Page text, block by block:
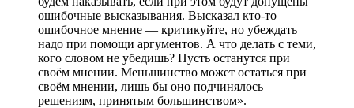
ошибочные высказывания. Высказал кто-то
ошибочное мнение — критикуйте, но убеждать
надо при помощи аргументов. А что делать с теми,
кого словом не убедишь? Пусть останутся при
своём мнении. Меньшинство может остаться при
своём мнении, лишь бы оно подчинялось
решениям, принятым большинством».